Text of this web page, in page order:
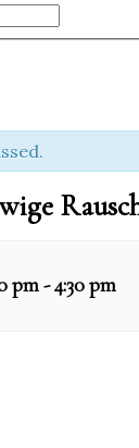
pm-4:30 pm